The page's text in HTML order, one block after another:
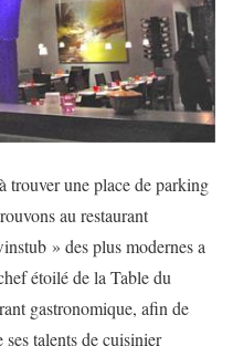
trouver une place de parking
au restaurant
» des plus modernes a
étoilé de la Table du
gastronomique, afin de
talents de cuisinier